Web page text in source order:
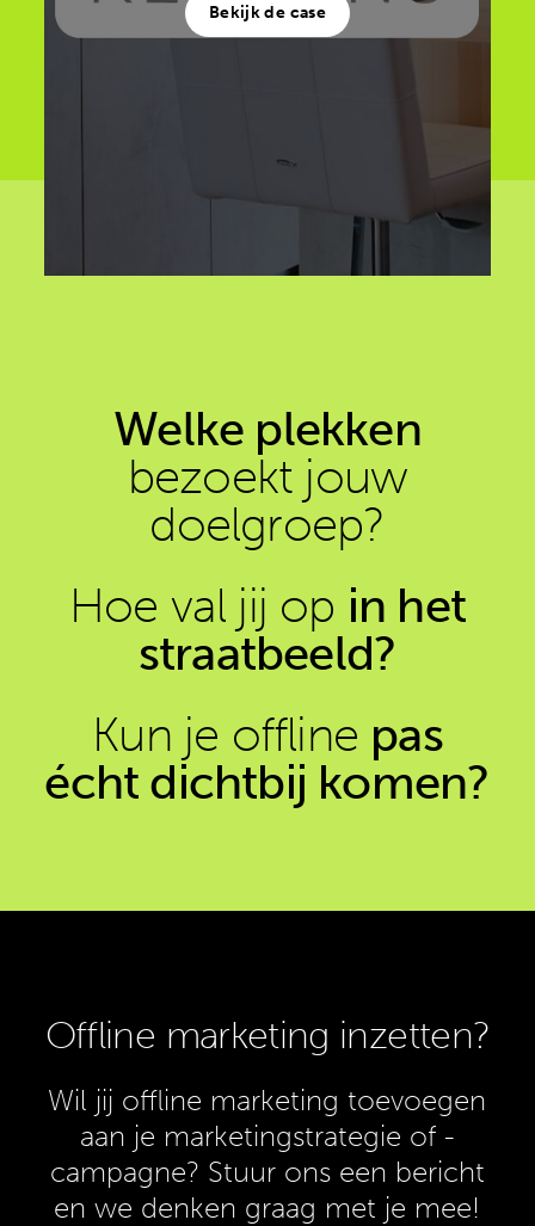
Bekijk de case
Welke plekken
bezoekt jouw
doelgroep?
Hoe val jij op in het
straatbeeld?
Kun je offline pas
écht dichtbij komen?
Offline marketing inzetten?
Wil jij offline marketing toevoegen
aan je marketingstrategie of -
campagne? Stuur ons een bericht
en we denken graag met je mee!